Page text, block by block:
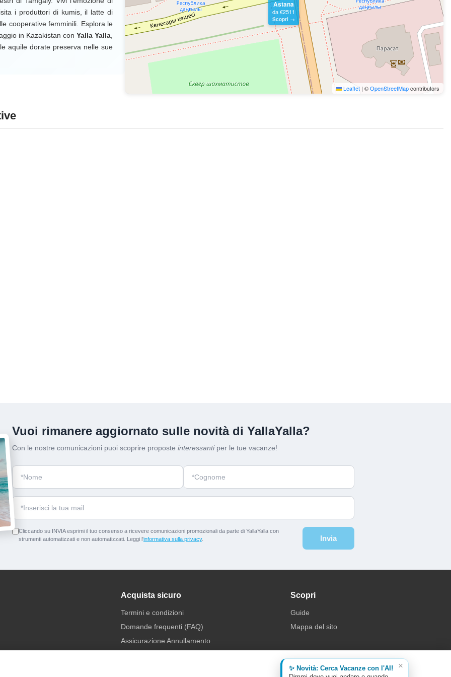
×
✨ Novità: Cerca Vacanze con l'AI!
×
i produttori di kumis, il latte di
cooperative femminili. Esplora le
in Kazakistan con Yalla Yalla
aquile dorate preserva nelle sue
Astana
da €2511
Scopri →
Leaflet | ©OpenStreetMapcontributors
Vuoi rimanere aggiornato sulle novità di YallaYalla?
Con le nostre comunicazioni puoi scoprire proposte interessantiper le tue vacanze!
Cliccando su INVIA esprimi il tuo consenso a ricevere comunicazioni promozionali da parte di YallaYalla con
strumenti automatizzati e non automatizzati. Leggi l'informativa sulla privacy. Invia
Acquista sicuro
Termini e condizioni
Domande frequenti (FAQ)
Assicurazione Annullamento
Scopri
Guide
Mappa del sito